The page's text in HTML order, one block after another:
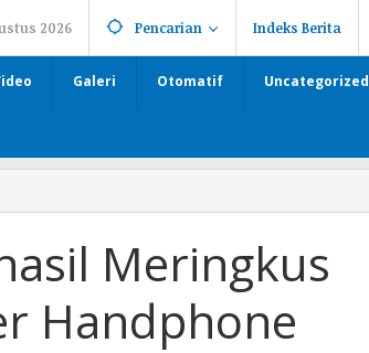
2026 Pencarian Indeks Berita
Galeri Otomatif Uncategorized
Meringkus
Handphone